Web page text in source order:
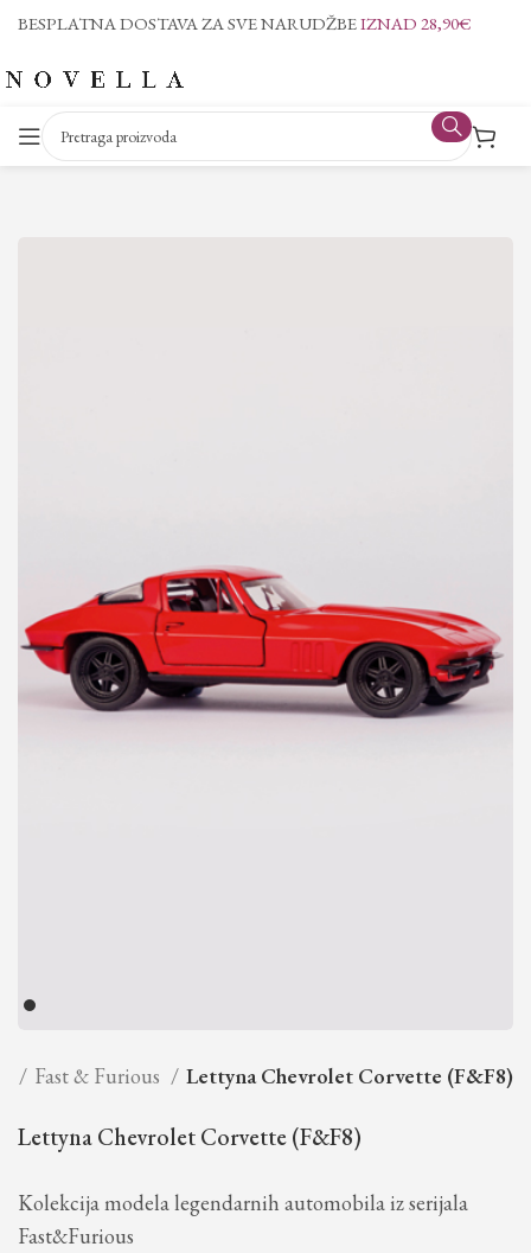
BESPLATNA DOSTAVA ZA SVE NARUDŽBEIZNAD 28,90€
Fast & Furious Lettyna Chevrolet Corvette (F&F8)
Lettyna Chevrolet Corvette (F&F8)
Kolekcija modela legendarnih automobila iz serijala
Fast&Furious